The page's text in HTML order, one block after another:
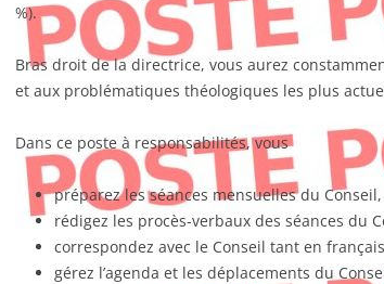
%).
Bras droit de la directrice, vous aurez
et aux problématiques théologiques les plus
Dans ce poste à responsabilités, vous
préparez les séances mensuelles du Conseil,
rédigez les procès-verbaux des séances du
correspondez avec le Conseil tant en
gérez l’agenda et les déplacements du